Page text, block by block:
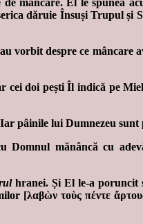
dăruie Însuși Trupul și
vorbit despre ce mâncare
doi pești Îl indică pe
pâinile lui Dumnezeu
mănâncă cu
hranei. Și El le-a poruncit
τοὺς πέντε ἄρτους